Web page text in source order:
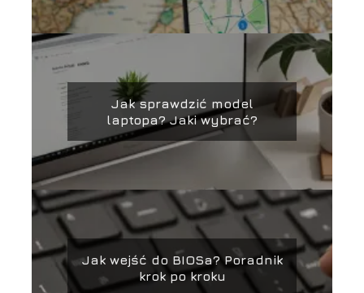
Jak sprawdzić model
laptopa? Jaki wybrać?
Jak wejść do BIOSa? Poradnik
krok po kroku